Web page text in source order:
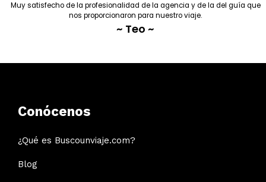
Muy satisfecho de la profesionalidad de la agencia y de la del guía que
nos proporcionaron para nuestro viaje.
~ Teo ~
Conócenos
¿Qué es Buscounviaje.com?
Blog